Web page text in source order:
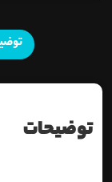
توضیحات